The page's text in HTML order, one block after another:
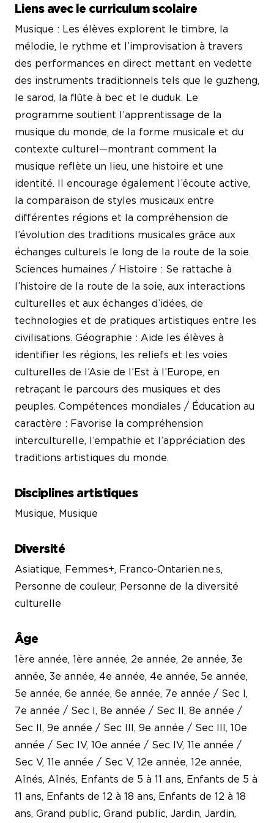
Liens avec le curriculum scolaire
Musique : Les élèves explorent le timbre, la
mélodie, le rythme et l’improvisation à travers
des performances en direct mettant en vedette
des instruments traditionnels tels que le guzheng,
le sarod, la flûte à bec et le duduk. Le
programme soutient l’apprentissage de la
musique du monde, de la forme musicale et du
contexte culturel—montrant comment la
musique reflète un lieu, une histoire et une
identité. Il encourage également l’écoute active,
la comparaison de styles musicaux entre
différentes régions et la compréhension de
l’évolution des traditions musicales grâce aux
échanges culturels le long de la route de la soie.
Sciences humaines / Histoire : Se rattache à
l’histoire de la route de la soie, aux interactions
culturelles et aux échanges d’idées, de
technologies et de pratiques artistiques entre les
civilisations. Géographie : Aide les élèves à
identifier les régions, les reliefs et les voies
culturelles de l’Asie de l’Est à l’Europe, en
retraçant le parcours des musiques et des
peuples. Compétences mondiales / Éducation au
caractère : Favorise la compréhension
interculturelle, l’empathie et l’appréciation des
traditions artistiques du monde.
Disciplines artistiques
Musique, Musique
Diversité
Asiatique, Femmes+, Franco-Ontarien.ne.s,
Personne de couleur, Personne de la diversité
culturelle
Âge
1ère année, 1ère année, 2e année, 2e année, 3e
année, 3e année, 4e année, 4e année, 5e année,
5e année, 6e année, 6e année, 7e année / Sec I,
7e année / Sec I, 8e année / Sec II, 8e année /
Sec II, 9e année / Sec III, 9e année / Sec III, 10e
année / Sec IV, 10e année / Sec IV, 11e année /
Sec V, 11e année / Sec V, 12e année, 12e année,
Aînés, Aînés, Enfants de 5 à 11 ans, Enfants de 5 à
11 ans, Enfants de 12 à 18 ans, Enfants de 12 à 18
ans, Grand public, Grand public, Jardin, Jardin,